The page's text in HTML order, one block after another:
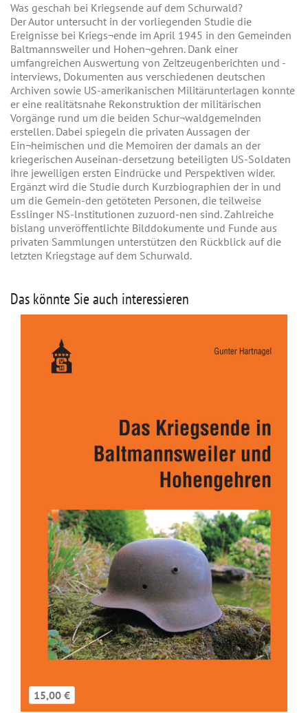
Was geschah bei Kriegsende auf dem Schurwald?
Der Autor untersucht in der vorliegenden Studie die
Ereignisse bei Kriegs¬ende im April 1945 in den Gemeinden
Baltmannsweiler und Hohen¬gehren. Dank einer
umfangreichen Auswertung von Zeitzeugenberichten und -
interviews, Dokumenten aus verschiedenen deutschen
Archiven sowie US-amerikanischen Militärunterlagen konnte
er eine realitätsnahe Rekonstruktion der militärischen
Vorgänge rund um die beiden Schur¬waldgemeinden
erstellen. Dabei spiegeln die privaten Aussagen der
Ein¬heimischen und die Memoiren der damals an der
kriegerischen Auseinan-dersetzung beteiligten US-Soldaten
ihre jeweiligen ersten Eindrücke und Perspektiven wider.
Ergänzt wird die Studie durch Kurzbiographien der in und
um die Gemein-den getöteten Personen, die teilweise
Esslinger NS-lnstitutionen zuzuord-nen sind. Zahlreiche
bislang unveröffentlichte Bilddokumente und Funde aus
privaten Sammlungen unterstützen den Rückblick auf die
letzten Kriegstage auf dem Schurwald.
Das könnte Sie auch interessieren
15,00 €